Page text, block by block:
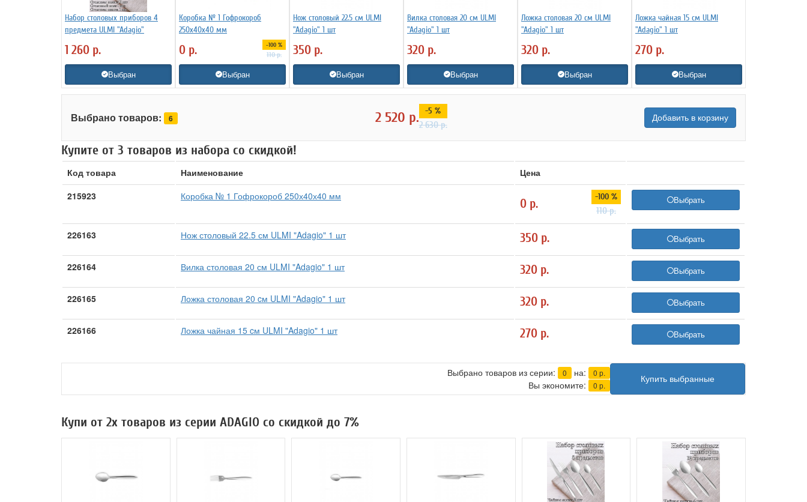
Набор столовых приборов 4
предмета ULMI "Adagio"
1 260 р.
Выбран
Коробка № 1 Гофрокороб
250х40х40 мм
0 р. -100 %
110р.
Выбран
Нож столовый 22.5 см ULMI
"Adagio" 1 шт
350 р.
Выбран
Вилка столовая 20 см ULMI
"Adagio" 1 шт
320 р.
Выбран
Ложка столовая 20 cм ULMI
"Adagio" 1 шт
320 р.
Выбран
Ложка чайная 15 cм ULMI
"Adagio" 1 шт
270 р.
Выбран
Выбрано товаров: 6 2 520 р. -5 %
2 630р.
Добавить в корзину
Купите от 3 товаров из набора со скидкой!
Код товара Наименование
Цена
215923
Коробка № 1 Гофрокороб 250х40х40 мм
0 р. -100 %
110р.
Выбрать
226163 Нож столовый 22.5 см ULMI "Adagio" 1 шт 350 р. Выбрать
226164 Вилка столовая 20 см ULMI "Adagio" 1 шт 320 р. Выбрать
226165 Ложка столовая 20 cм ULMI "Adagio" 1 шт 320 р. Выбрать
226166 Ложка чайная 15 cм ULMI "Adagio" 1 шт 270 р. Выбрать
Выбрано товаров из серии: 0 на: 0 р.
Вы экономите: 0 р.
Купить выбранные
Купи от 2х товаров из серии ADAGIO со скидкой до 7%